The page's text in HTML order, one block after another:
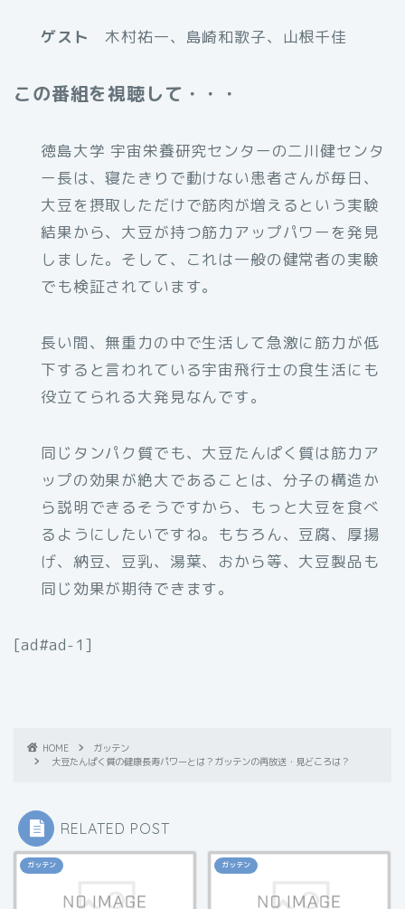
ゲスト 木村祐一、島崎和歌子、山根千佳
この番組を視聴して・・・
徳島大学 宇宙栄養研究センターの二川健センタ
ー長は、寝たきりで動けない患者さんが毎日、
大豆を摂取しただけで筋肉が増えるという実験
結果から、大豆が持つ筋力アップパワーを発見
しました。そして、これは一般の健常者の実験
でも検証されています。
長い間、無重力の中で生活して急激に筋力が低
下すると言われている宇宙飛行士の食生活にも
役立てられる大発見なんです。
同じタンパク質でも、大豆たんぱく質は筋力ア
ップの効果が絶大であることは、分子の構造か
ら説明できるそうですから、もっと大豆を食べ
るようにしたいですね。もちろん、豆腐、厚揚
げ、納豆、豆乳、湯葉、おから等、大豆製品も
同じ効果が期待できます。
[ad#ad-1]
HOME
ガッテン
大豆たんぱく質の健康長寿パワーとは？ガッテンの再放送・見どころは？
RELATED POST
ガッテン ガッテン